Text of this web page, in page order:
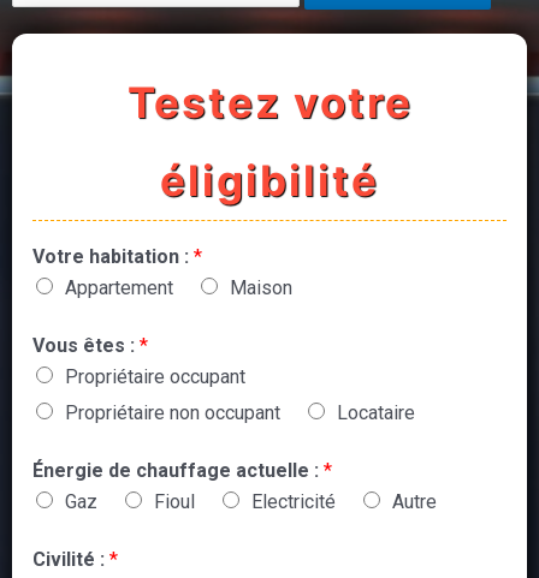
Testez votre
éligibilité
Votre habitation : *
Appartement
Maison
Vous êtes : *
Propriétaire occupant
Propriétaire non occupant
Locataire
Énergie de chauffage actuelle : *
Gaz
Fioul Electricité Autre
Civilité : *